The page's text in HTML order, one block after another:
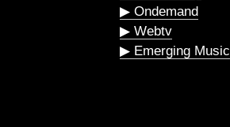
▶ Ondemand
▶ Webtv
▶ Emerging Music